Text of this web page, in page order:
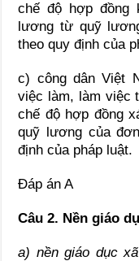
chế độ hợp đồng
lương từ quỹ
theo quy định của
c) công dân Việt
việc làm, làm việc
chế độ hợp đồng
quỹ lương của
định của pháp luật.
Đáp án A
Câu 2. Nền giáo
a) nền giáo dục